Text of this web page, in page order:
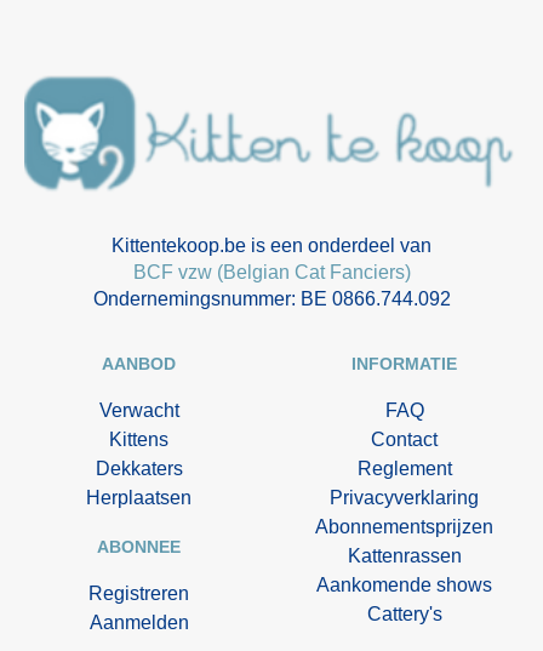
Kittentekoop.be is een onderdeel van
BCF vzw (Belgian Cat Fanciers)
Ondernemingsnummer: BE 0866.744.092
AANBOD
Verwacht
Kittens
Dekkaters
Herplaatsen
ABONNEE
Registreren
Aanmelden
INFORMATIE
FAQ
Contact
Reglement
Privacyverklaring
Abonnementsprijzen
Kattenrassen
Aankomende shows
Cattery's